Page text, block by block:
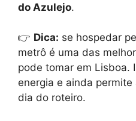
do Azulejo.
👉 Dica: se hospedar
metrô é uma das
pode tomar em Lisboa.
energia e ainda
dia do roteiro.